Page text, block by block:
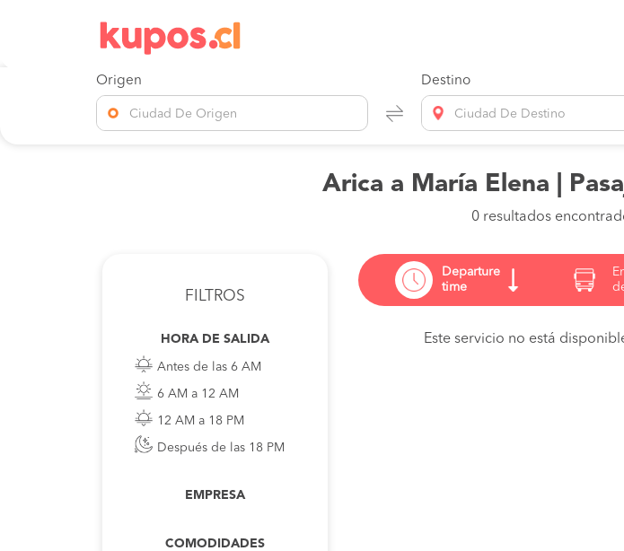
Origen
Ciudad De Origen
Destino
Ciudad De Destino
Arica a María Elena |
0 resultados
FILTROS
HORA DE SALIDA
Antes de las 6 AM
6 AM a 12 AM
12 AM a 18 PM
Después de las 18 PM
EMPRESA
COMODIDADES
Departure
time
Este servicio no está